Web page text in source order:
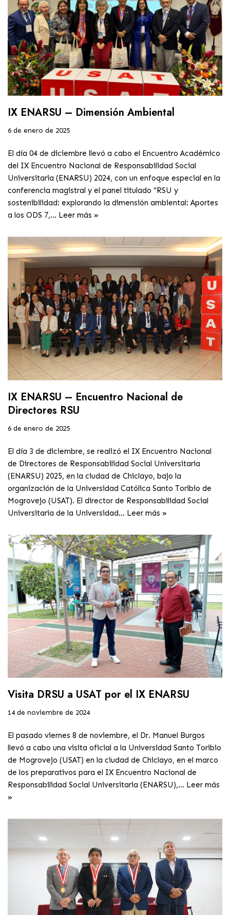
IX ENARSU – Dimensión Ambiental
6 de enero de 2025
El día 04 de diciembre llevó a cabo el Encuentro Académico
del IX Encuentro Nacional de Responsabilidad Social
Universitaria (ENARSU) 2024, con un enfoque especial en la
conferencia magistral y el panel titulado “RSU y
sostenibilidad: explorando la dimensión ambiental: Aportes
a los ODS 7,… Leer más »
IX ENARSU – Encuentro Nacional de
Directores RSU
6 de enero de 2025
El día 3 de diciembre, se realizó el IX Encuentro Nacional
de Directores de Responsabilidad Social Universitaria
(ENARSU) 2025, en la ciudad de Chiclayo, bajo la
organización de la Universidad Católica Santo Toribio de
Mogrovejo (USAT). El director de Responsabilidad Social
Universitaria de la Universidad… Leer más »
Visita DRSU a USAT por el IX ENARSU
14 de noviembre de 2024
El pasado viernes 8 de noviembre, el Dr. Manuel Burgos
llevó a cabo una visita oficial a la Universidad Santo Toribio
de Mogrovejo (USAT) en la ciudad de Chiclayo, en el marco
de los preparativos para el IX Encuentro Nacional de
Responsabilidad Social Universitaria (ENARSU),… Leer más
»